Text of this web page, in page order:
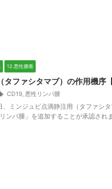
12.悪性腫瘍
タファシタマブ）の作用機序
CD19 悪性リンパ腫
ミンジュビ点滴静注用（タファシ
ンパ腫」を追加することが承認さ